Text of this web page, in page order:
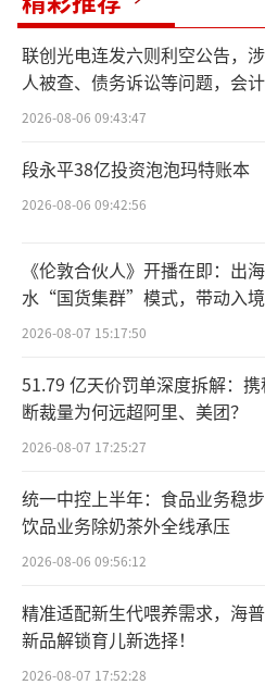
志”的。
参哥的草根身份，
是“英雄不问出处”最好
但这样的英雄我们
付费的“成功学”，价值
“参哥”并没有创
生产关系，无非是利用
性策划内容和开设矩阵
gan所说，“参哥出品，
参哥的账号曾因
联创光电连发六则利空公告，
人被查、债务诉讼等问题，会
所曾出具“保留意见”
2026-08-06 09:43:47
段永平38亿投资泡泡玛特账本
2026-08-06 09:42:56
《伦敦合伙人》开播在即：出
水“国货集群”模式，带动入
向种草
2026-08-07 15:17:50
51.79 亿天价罚单深度拆解：
断裁量为何远超阿里、美团？
2026-08-07 17:25:27
统一中控上半年：食品业务稳步
饮品业务除奶茶外全线承压
2026-08-06 09:56:12
精准适配新生代喂养需求，海
新品解锁育儿新选择！
2026-08-07 17:52:28